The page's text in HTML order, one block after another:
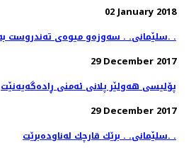
02 January 2018
سلێمانی. . سه‌وزه‌و میوه‌ی ته‌ندروست به‌رهه‌م ده‌هێنرێت. .
29 December 2017
پۆلیسی هەولێر پلانی ئەمنی ڕادەگەیەنێت
29 December 2017
سلێمانی. . برێك قارچك له‌ناوده‌برێت. .